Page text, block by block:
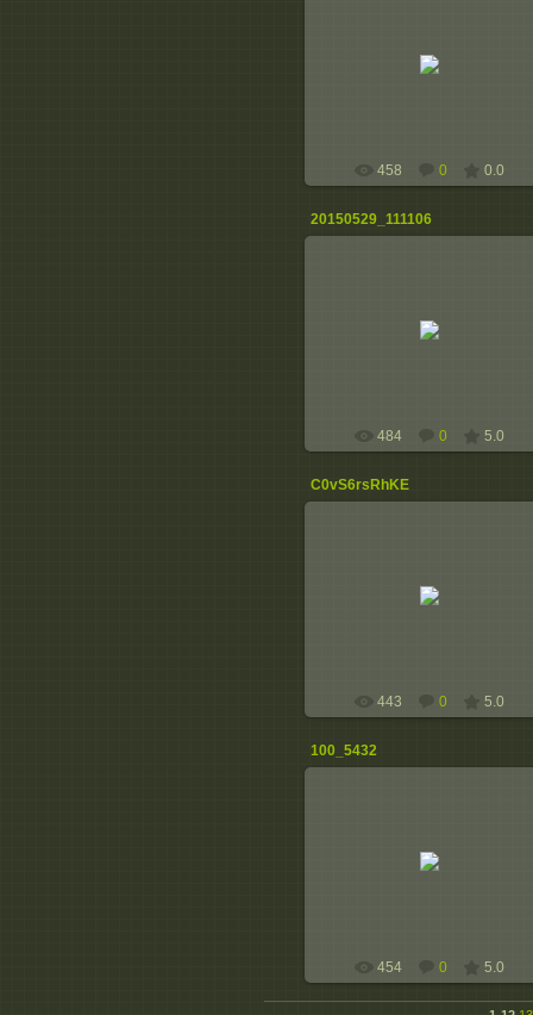
458 0 0.0
20150529_111106
Випускники - 2015 року
484 0 5.0
C0vS6rsRhKE
педагогічний колектив
443 0 5.0
100_5432
454 0 5.0